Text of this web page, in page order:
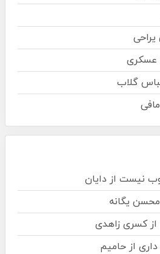
عسکری
گلاب
نیست از دایان
یگانه
کسری زاهدی
از حامیم